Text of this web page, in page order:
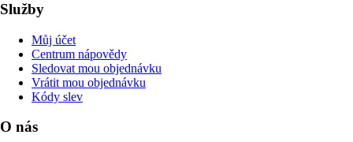
Služby
Můj účet
Centrum nápovědy
Sledovat mou objednávku
Vrátit mou objednávku
Kódy slev
O nás